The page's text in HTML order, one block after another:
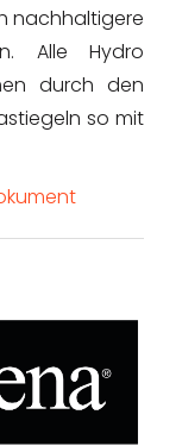
nachhaltigere
Alle Hydro
durch den
so mit